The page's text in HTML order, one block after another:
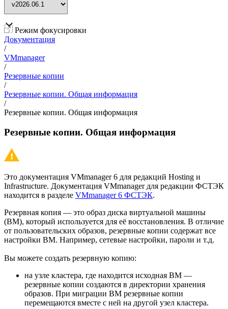
Режим фокусировки
Документация
/
VMmanager
/
Резервные копии
/
Резервные копии. Общая информация
/
Резервные копии. Общая информация
Резервные копии. Общая информация
Это документация VMmanager 6 для редакций Hosting и
Infrastructure. Документация VMmanager для редакции ФСТЭК
находится в разделе VMmanager 6 ФСТЭК.
Резервная копия — это образ диска виртуальной машины
(ВМ), который используется для её восстановления. В отличие
от пользовательских образов, резервные копии содержат все
настройки ВМ. Например, сетевые настройки, пароли и т.д.
Вы можете создать резервную копию:
на узле кластера, где находится исходная ВМ —
резервные копии создаются в директории хранения
образов. При миграции ВМ резервные копии
перемещаются вместе с ней на другой узел кластера.